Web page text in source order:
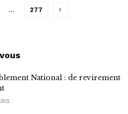
… 277
National : de revirement